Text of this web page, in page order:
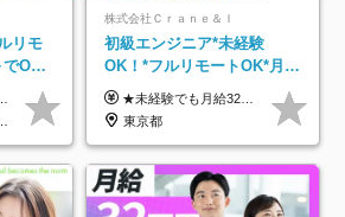
リモ
でOK
／前
端案
株式会社Ｃｒａｎｅ＆Ｉ
初級エンジニア*未経験
OK！*フルリモートOK*月給
32万～*残業月9.8h*1ヶ月の
研修*資格取得率100％
★未経験でも月給32万円スタート★ 月収32万円～35万円＋各種手当（資格手当だけで毎月15万の上乗せ実績あり！） ★資格手当豊富！1資格につき最大3万円支給 ★功績手当の導入で、毎月のお給与に上乗せで最大10万円支給している社員も！ ★1回の昇級で年収数十万UPも可 ★ゆくゆくは年収1000万以上も目指せる 年俸384万円～1,162万8,000円（12分割） ※経験・スキルを考慮の上決定します ※上記金額には固定残業代（月30h分・60,800円～66,500円）を含みます ※超過分は別途全額支給します ※試用期間2ヶ月間あり（その他待遇に差異はありません）
東京都